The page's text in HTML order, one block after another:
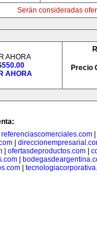
Serán consideradas
AHORA
550.00
AHORA
Precio
referenciascomerciales.com|
|
| ofertasdeproductos.com|